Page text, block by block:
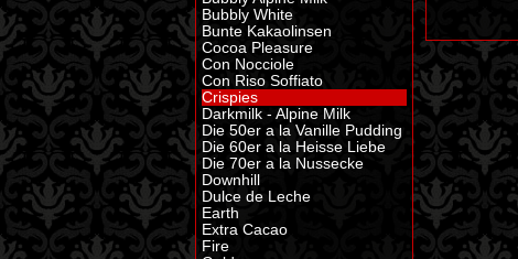
Bubbly White
Bunte Kakaolinsen
Cocoa Pleasure
Con Nocciole
Con Riso Soffiato
Crispies
Darkmilk - Alpine Milk
Die 50er a la Vanille Pudding
Die 60er a la Heisse Liebe
Die 70er a la Nussecke
Downhill
Dulce de Leche
Earth
Extra Cacao
Fire